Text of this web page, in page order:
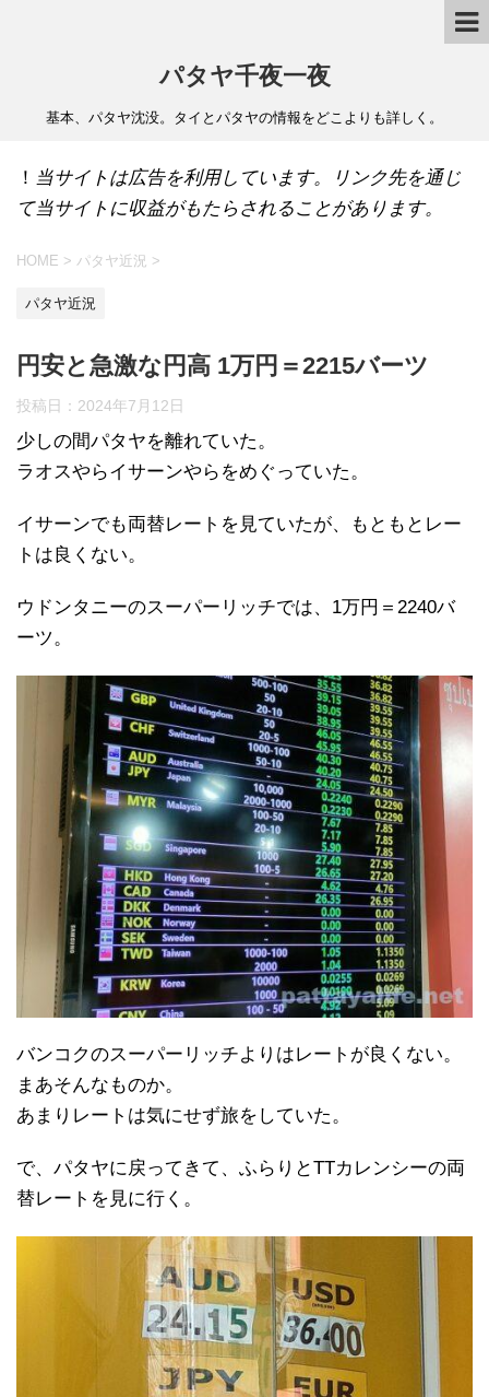
パタヤ千夜一夜
基本、パタヤ沈没。タイとパタヤの情報をどこよりも詳しく。
！ 当サイトは広告を利用しています。リンク先を通じ
て当サイトに収益がもたらされることがあります。
HOME > パタヤ近況 >
パタヤ近況
円安と急激な円高 1万円＝2215バーツ
投稿日： 2024年7月12日
少しの間パタヤを離れていた。
ラオスやらイサーンやらをめぐっていた。
イサーンでも両替レートを見ていたが、もともとレー
トは良くない。
ウドンタニーのスーパーリッチでは、1万円＝2240バ
ーツ。
バンコクのスーパーリッチよりはレートが良くない。
まあそんなものか。
あまりレートは気にせず旅をしていた。
で、パタヤに戻ってきて、ふらりとTTカレンシーの両
替レートを見に行く。